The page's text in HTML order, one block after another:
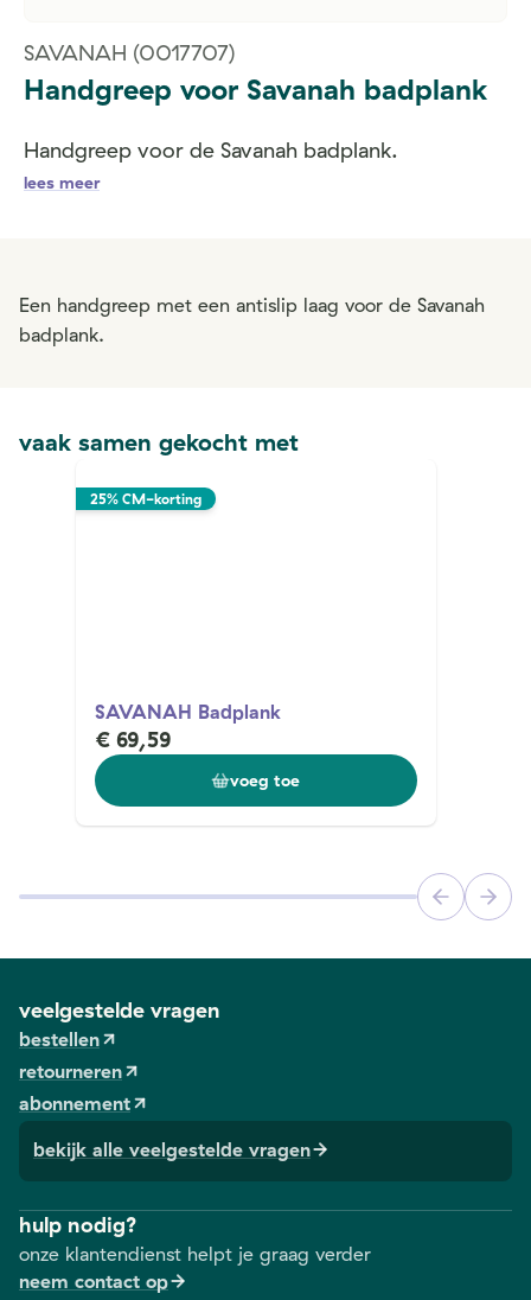
SAVANAH (0017707)
Handgreep voor Savanah badplank
Handgreep voor de Savanah badplank.
lees meer
Een handgreep met een antislip laag voor de Savanah
badplank.
vaak samen gekocht met
25% CM-korting
SAVANAH Badplank
€ 69,59
voeg toe
veelgestelde vragen
bestellen
retourneren
abonnement
bekijk alle veelgestelde vragen
hulp nodig?
onze klantendienst helpt je graag verder
neem contact op